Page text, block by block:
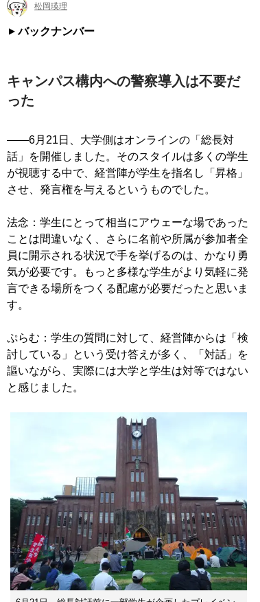
松岡瑛理
バックナンバー
キャンパス構内への警察導入は不要だ
った
――6月21日、大学側はオンラインの「総長対
話」を開催しました。そのスタイルは多くの学生
が視聴する中で、経営陣が学生を指名し「昇格」
させ、発言権を与えるというものでした。
法念：学生にとって相当にアウェーな場であった
ことは間違いなく、さらに名前や所属が参加者全
員に開示される状況で手を挙げるのは、かなり勇
気が必要です。もっと多様な学生がより気軽に発
言できる場所をつくる配慮が必要だったと思いま
す。
ぷらむ：学生の質問に対して、経営陣からは「検
討している」という受け答えが多く、「対話」を
謳いながら、実際には大学と学生は対等ではない
と感じました。